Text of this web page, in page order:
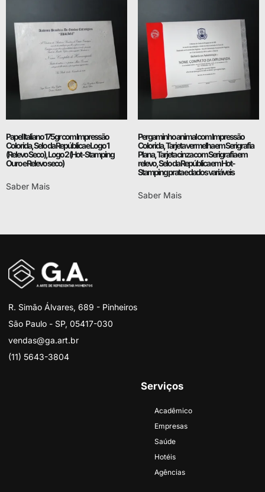
Papel Italiano 175gr com Impressão
Colorida, Selo da República e Logo 1
(Relevo Seco), Logo 2 (Hot-Stamping
Ouro e Relevo seco)
Saber Mais
Pergaminho animal com Impressão
Colorida, Tarjeta vermelha em Serigrafia
Plana, Tarjeta cinza com Serigrafia em
relevo, Selo da República em Hot-
Stamping prata e dados variáveis
Saber Mais
R. Simão Álvares, 689 - Pinheiros
São Paulo - SP, 05417-030
vendas@ga.art.br
(11) 5643-3804
Serviços
Acadêmico
Empresas
Saúde
Hotéis
Agências